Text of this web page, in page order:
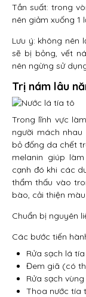
Tần suất: trong
nên giảm xuống
Lưu ý: không nên
sẽ bị bỏng, vết
nên ngừng sử
Trị nám lâu
Trong lĩnh vực
người mách
bỏ đống da chết
melanin giúp
cạnh đó khi các
thẩm thấu vào
bào, cải thiện
Chuẩn bị nguyên
Các bước tiến
Rửa sạch lá
Đem giã (có
Rửa sạch
Thoa nước tía